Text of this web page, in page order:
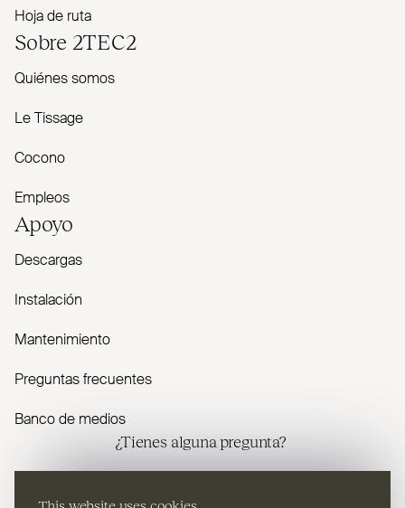
Hoja de ruta
Sobre 2TEC2
Quiénes somos
Le Tissage
Cocono
Empleos
Apoyo
Descargas
Instalación
Mantenimiento
Preguntas frecuentes
Banco de medios
¿Tienes alguna pregunta?
Contáctenos